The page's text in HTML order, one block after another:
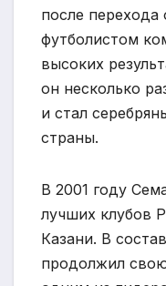
после
футболистом
высоких
он несколько
и стал
страны.
В 2001 году
лучших клубов
Казани. В
продолжил